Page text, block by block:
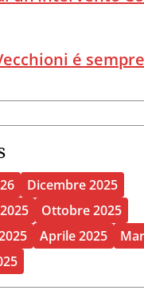
é
Dicembre 2025
Ottobre 2025
Aprile 2025